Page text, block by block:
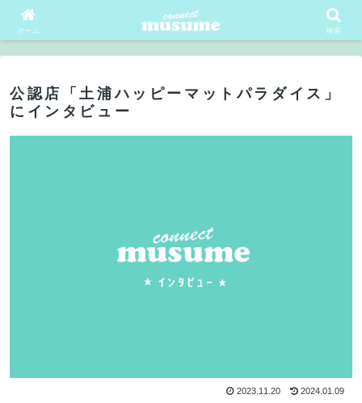
公認店「土浦ハッピーマットパラダイス」
にインタビュー
2023.11.20 2024.01.09
ホーム 検索